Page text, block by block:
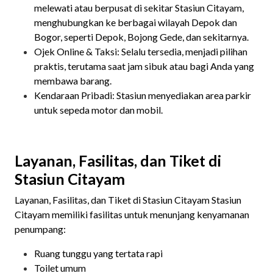
melewati atau berpusat di sekitar Stasiun Citayam,
menghubungkan ke berbagai wilayah Depok dan
Bogor, seperti Depok, Bojong Gede, dan sekitarnya.
Ojek Online & Taksi: Selalu tersedia, menjadi pilihan
praktis, terutama saat jam sibuk atau bagi Anda yang
membawa barang.
Kendaraan Pribadi: Stasiun menyediakan area parkir
untuk sepeda motor dan mobil.
Layanan, Fasilitas, dan Tiket di
Stasiun Citayam
Layanan, Fasilitas, dan Tiket di Stasiun Citayam Stasiun
Citayam memiliki fasilitas untuk menunjang kenyamanan
penumpang:
Ruang tunggu yang tertata rapi
Toilet umum